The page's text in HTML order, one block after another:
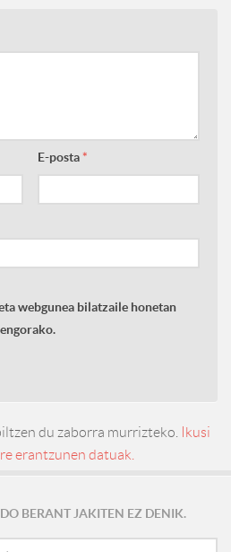
E-posta*
webgunea bilatzaile honetan
du zaborra murrizteko.
Ikusi
erantzunen datuak.
BERANT JAKITEN EZ DENIK.